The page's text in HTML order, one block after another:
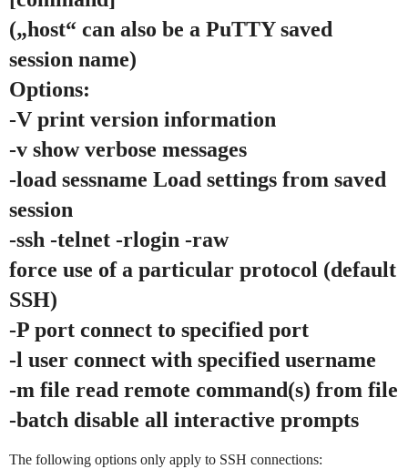
(„host“ can also be a PuTTY saved
session name)
Options:
-V print version information
-v show verbose messages
-load sessname Load settings from saved
session
-ssh -telnet -rlogin -raw
force use of a particular protocol (default
SSH)
-P port connect to specified port
-l user connect with specified username
-m file read remote command(s) from file
-batch disable all interactive prompts
The following options only apply to SSH connections: